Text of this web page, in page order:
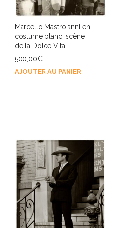
Marcello Mastroianni en
costume blanc, scène
de la Dolce Vita
500,00€
AJOUTER AU PANIER